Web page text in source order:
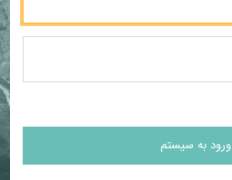
ورود به سیستم